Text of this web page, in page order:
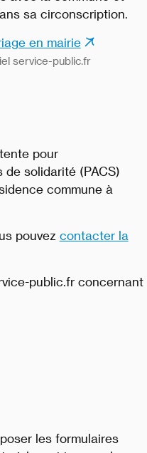
sa circonscription.
en mairie
service-public.fr
pour
de solidarité (PACS)
commune à
pouvez contacter la
public.fr concernant
les formulaires